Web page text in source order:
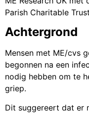
Parish Charitable Trust
Achtergrond
Mensen met ME/cvs
begonnen na een
nodig hebben om te
griep.
Dit suggereert dat er